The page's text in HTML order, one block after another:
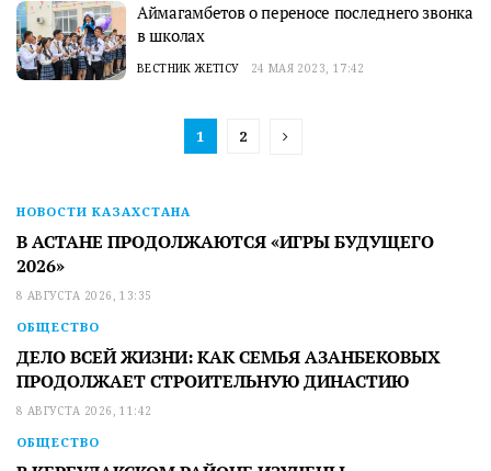
Аймагамбетов о переносе последнего звонка
в школах
ВЕСТНИК ЖЕТІСУ 24 МАЯ 2023, 17:42
1 2
НОВОСТИ КАЗАХСТАНА
В АСТАНЕ ПРОДОЛЖАЮТСЯ «ИГРЫ БУДУЩЕГО
2026»
8 АВГУСТА 2026, 13:35
ОБЩЕСТВО
ДЕЛО ВСЕЙ ЖИЗНИ: КАК СЕМЬЯ АЗАНБЕКОВЫХ
ПРОДОЛЖАЕТ СТРОИТЕЛЬНУЮ ДИНАСТИЮ
8 АВГУСТА 2026, 11:42
ОБЩЕСТВО